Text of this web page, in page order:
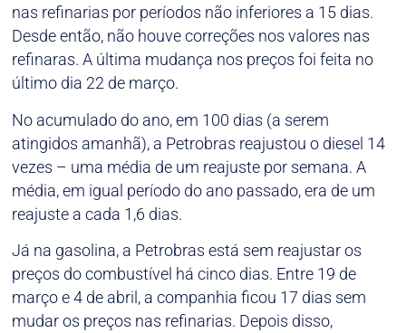
nas refinarias por períodos não inferiores a 15 dias.
Desde então, não houve correções nos valores nas
refinaras. A última mudança nos preços foi feita no
último dia 22 de março.
No acumulado do ano, em 100 dias (a serem
atingidos amanhã), a Petrobras reajustou o diesel 14
vezes – uma média de um reajuste por semana. A
média, em igual período do ano passado, era de um
reajuste a cada 1,6 dias.
Já na gasolina, a Petrobras está sem reajustar os
preços do combustível há cinco dias. Entre 19 de
março e 4 de abril, a companhia ficou 17 dias sem
mudar os preços nas refinarias. Depois disso,